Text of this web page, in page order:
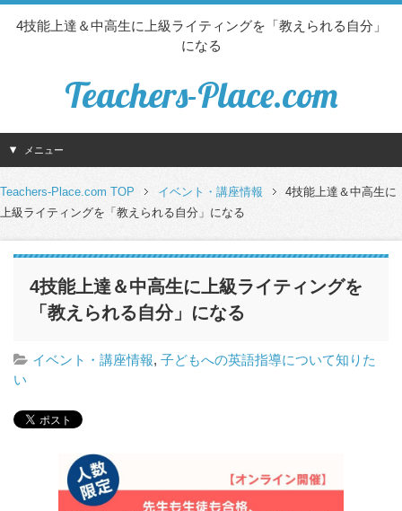
4技能上達＆中高生に上級ライティングを「教えられる自分」
になる
Teachers-Place.com
メニュー
Teachers-Place.com TOP イベント・講座情報
4技能上達＆中高生に
上級ライティングを「教えられる自分」になる
4技能上達＆中高生に上級ライティングを
「教えられる自分」になる
イベント・講座情報,子どもへの英語指導について知りた
い